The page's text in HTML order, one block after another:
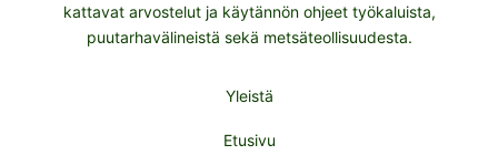
kattavat arvostelut ja käytännön ohjeet työkaluista,
puutarhavälineistä sekä metsäteollisuudesta.
Yleistä
Etusivu